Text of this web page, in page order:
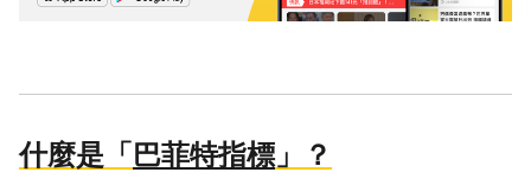
什麼是「 巴菲特指標 」？